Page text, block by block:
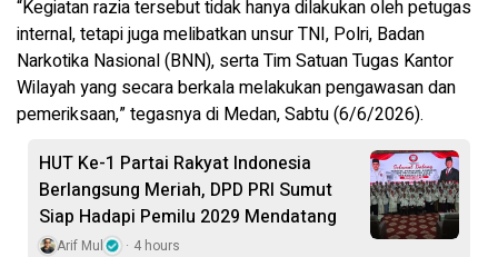
“Kegiatan razia tersebut tidak hanya dilakukan oleh petugas
internal, tetapi juga melibatkan unsur TNI, Polri, Badan
Narkotika Nasional (BNN), serta Tim Satuan Tugas Kantor
Wilayah yang secara berkala melakukan pengawasan dan
pemeriksaan,” tegasnya di Medan, Sabtu (6/6/2026).
HUT Ke-1 Partai Rakyat Indonesia
Berlangsung Meriah, DPD PRI Sumut
Siap Hadapi Pemilu 2029 Mendatang
Arif Mul 4 hours